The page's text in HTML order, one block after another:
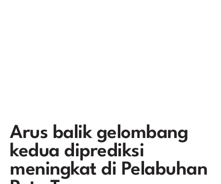
Arus balik gelombang
kedua diprediksi
meningkat di Pelabuhan